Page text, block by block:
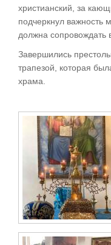
христианский, за
подчеркнул важность
должна сопровождать
Завершились
трапезой, которая
храма.